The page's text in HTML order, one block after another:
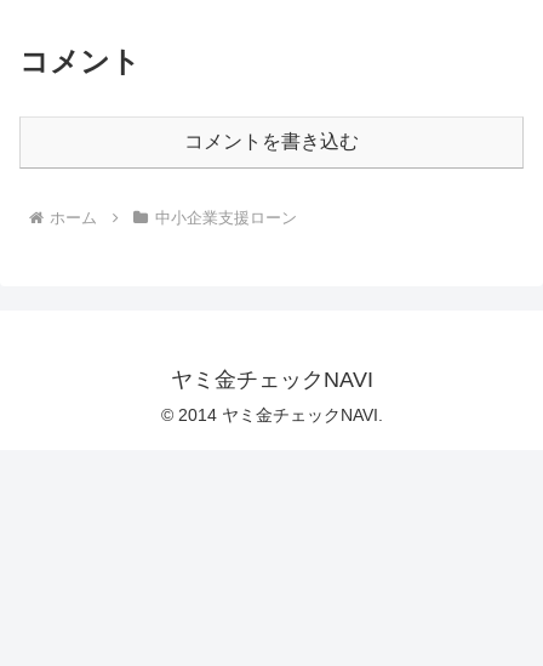
コメント
コメントを書き込む
ホーム 中小企業支援ローン
ヤミ金チェックNAVI
© 2014 ヤミ金チェックNAVI.